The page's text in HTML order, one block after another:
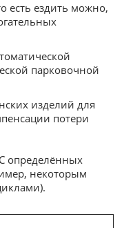
есть ездить можно,
парковочной
изделий для
потери
определённых
некоторым